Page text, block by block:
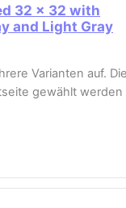
32 x 32 with
and Light Gray
Varianten auf.
gewählt werden